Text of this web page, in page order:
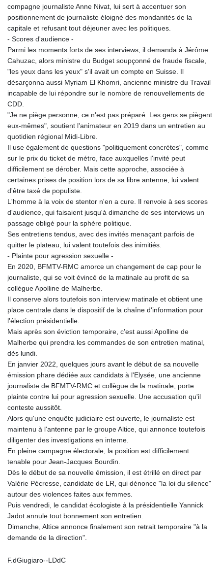
compagne journaliste Anne Nivat, lui sert à accentuer son
positionnement de journaliste éloigné des mondanités de la
capitale et refusant tout déjeuner avec les politiques.
- Scores d'audience -
Parmi les moments forts de ses interviews, il demanda à Jérôme
Cahuzac, alors ministre du Budget soupçonné de fraude fiscale,
"les yeux dans les yeux" s'il avait un compte en Suisse. Il
désarçonna aussi Myriam El Khomri, ancienne ministre du Travail
incapable de lui répondre sur le nombre de renouvellements de
CDD.
"Je ne piège personne, ce n'est pas préparé. Les gens se piègent
eux-mêmes", soutient l'animateur en 2019 dans un entretien au
quotidien régional Midi-Libre.
Il use également de questions "politiquement concrètes", comme
sur le prix du ticket de métro, face auxquelles l'invité peut
difficilement se dérober. Mais cette approche, associée à
certaines prises de position lors de sa libre antenne, lui valent
d'être taxé de populiste.
L'homme à la voix de stentor n'en a cure. Il renvoie à ses scores
d'audience, qui faisaient jusqu'à dimanche de ses interviews un
passage obligé pour la sphère politique.
Ses entretiens tendus, avec des invités menaçant parfois de
quitter le plateau, lui valent toutefois des inimitiés.
- Plainte pour agression sexuelle -
En 2020, BFMTV-RMC amorce un changement de cap pour le
journaliste, qui se voit évincé de la matinale au profit de sa
collègue Apolline de Malherbe.
Il conserve alors toutefois son interview matinale et obtient une
place centrale dans le dispositif de la chaîne d'information pour
l'élection présidentielle.
Mais après son éviction temporaire, c'est aussi Apolline de
Malherbe qui prendra les commandes de son entretien matinal,
dès lundi.
En janvier 2022, quelques jours avant le début de sa nouvelle
émission phare dédiée aux candidats à l'Elysée, une ancienne
journaliste de BFMTV-RMC et collègue de la matinale, porte
plainte contre lui pour agression sexuelle. Une accusation qu'il
conteste aussitôt.
Alors qu'une enquête judiciaire est ouverte, le journaliste est
maintenu à l'antenne par le groupe Altice, qui annonce toutefois
diligenter des investigations en interne.
En pleine campagne électorale, la position est difficilement
tenable pour Jean-Jacques Bourdin.
Dès le début de sa nouvelle émission, il est étrillé en direct par
Valérie Pécresse, candidate de LR, qui dénonce "la loi du silence"
autour des violences faites aux femmes.
Puis vendredi, le candidat écologiste à la présidentielle Yannick
Jadot annule tout bonnement son entretien.
Dimanche, Altice annonce finalement son retrait temporaire "à la
demande de la direction".
F.dGiugiaro--LDdC